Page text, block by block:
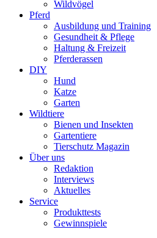
Wildvögel
Pferd
Ausbildung und Training
Gesundheit & Pflege
Haltung & Freizeit
Pferderassen
DIY
Hund
Katze
Garten
Wildtiere
Bienen und Insekten
Gartentiere
Tierschutz Magazin
Über uns
Redaktion
Interviews
Aktuelles
Service
Produkttests
Gewinnspiele